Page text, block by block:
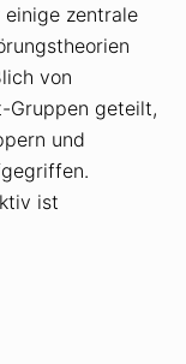
einige zentrale
von
Gruppen geteilt,
und
ist